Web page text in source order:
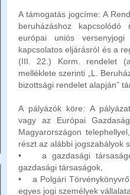
A támogatás jogcíme: A
beruházáshoz
európai uniós
kapcsolatos eljárásról és a
(III. 22.) Korm. rendelet
melléklete szerinti „L.
bizottsági rendelet alapján”
A pályázók köre: A
vagy az Európai
Magyarországon
részt az alábbi jogszabályok
• a gazdasági
gazdasági társaságok,
• a Polgári
egyes jogi személyek